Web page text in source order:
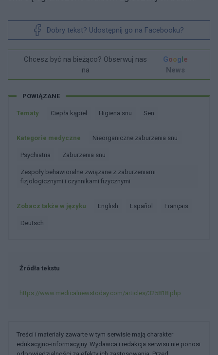
Dobry tekst? Udostępnij go na Facebooku?
Chcesz być na bieżąco? Obserwuj nas
na
Google
News
POWIĄZANE
Tematy Ciepła kąpiel Higiena snu Sen
Kategorie medyczne Nieorganiczne zaburzenia snu
Psychiatria Zaburzenia snu
Zespoły behawioralne związane z zaburzeniami
fizjologicznymi i czynnikami fizycznymi
Zobacz także w języku english español français
deutsch
Źródła tekstu
https://www.medicalnewstoday.com/articles/325818.php
Treści i materiały zawarte w tym serwisie mają charakter
edukacyjno-informacyjny. Wydawca i redakcja serwisu nie ponosi